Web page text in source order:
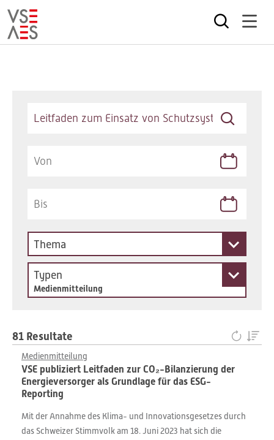
Thema
Typen
Medienmitteilung
81 Resultate
Medienmitteilung
VSE publiziert Leitfaden zur CO₂-Bilanzierung der
Energieversorger als Grundlage für das ESG-
Reporting
Mit der Annahme des Klima- und Innovationsgesetzes durch
das Schweizer Stimmvolk am 18. Juni 2023 hat sich die